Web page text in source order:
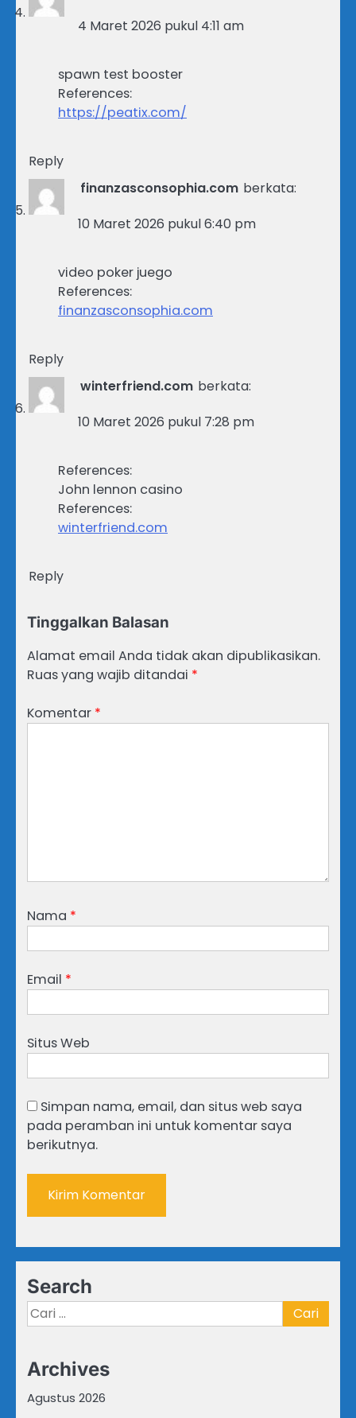
4 Maret 2026 pukul 4:11 am
spawn test booster
References:
https://peatix.com/
Reply
finanzasconsophia.com berkata:
10 Maret 2026 pukul 6:40 pm
video poker juego
References:
finanzasconsophia.com
Reply
winterfriend.com berkata:
10 Maret 2026 pukul 7:28 pm
References:
John lennon casino
References:
winterfriend.com
Reply
Tinggalkan Balasan
Alamat email Anda tidak akan dipublikasikan.
Ruas yang wajib ditandai *
Komentar *
Nama *
Email *
Situs Web
Simpan nama, email, dan situs web saya
pada peramban ini untuk komentar saya
berikutnya.
Search
Cari
untuk:
Archives
Agustus 2026